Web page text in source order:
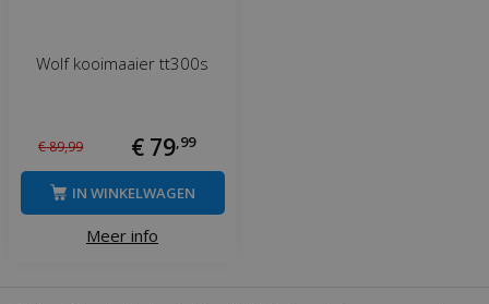
Wolf kooimaaier tt300s
€89,99 € 79,99
Meer info
IN WINKELWAGEN